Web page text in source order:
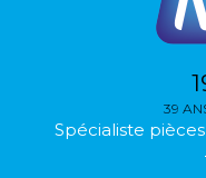
39
Spécialiste